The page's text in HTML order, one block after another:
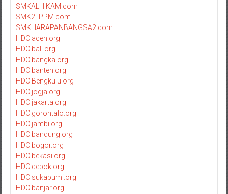
SMKALHIKAM.com
SMK2LPPM.com
SMKHARAPANBANGSA2.com
HDCIaceh.org
HDCIbali.org
HDCIbangka.org
HDCIbanten.org
HDCIBengkulu.org
HDCIjogja.org
HDCIjakarta.org
HDCIgorontalo.org
HDCIjambi.org
HDCIbandung.org
HDCIbogor.org
HDCIbekasi.org
HDCIdepok.org
HDCIsukabumi.org
HDCIbanjar.org